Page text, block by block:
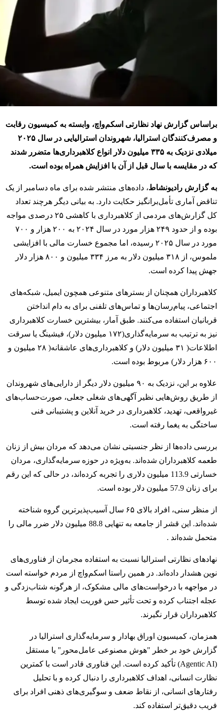
براساس گزارش نهاد نظارتی اسکم‌واچ، وابسته به کمیسیون رقابت
و مصرف‌کنندگان استرالیا، شهروندان استرالیایی در سال ۲۰۲۵
میلادی نزدیک به ۳۳۵ میلیون دلار انواع کلاهبرداری‌ها متضرر شدند
که در مقایسه با سال قبل از آن با افزایش همراه بوده است.
به گزارش رادیونشاط، داده‌های منتشر شده برای ماه دسامبر از یک
تناقض آماری تأمل‌برانگیز حکایت دارد. به بیانی دیگر هرچند تعداد
کل گزارش‌های مردمی از کلاهبرداری با کاهشی ۲۵ درصدی مواجه
بوده و از حدود ۲۴۹ هزار مورد در سال ۲۰۲۴ به ۲۰۰ هزار و ۷۰۰
مورد در سال ۲۰۲۵ رسیده، اما مجموع خسارت مالی با افزایشی
ملموس، از ۳۱۸ میلیون دلار به مرز ۳۳۴ میلیون و ۸۰۰ هزار دلار
جهش پیدا کرده است.
کلاهبرداران همچنان از بسترهای متنوعی همچون ایمیل، شبکه‌های
اجتماعی، پیام‌رسان‌ها و تماس‌های تلفنی برای به دام انداختن
قربانیان استفاده می‌کنند. طبق آمار، بیشترین خسارت کلاهبرداری
نیز به ترتیب به سرمایه‌گذاری(۱۷۲ میلیون دلار)، فیشینگ یا سرقت
اطلاعات( ۳۱ میلیون دلار) و کلاهبرداری‌های عاشقانه( ۲۸ میلیون و
۶۰۰ هزار دلار) مربوط بوده است.
علاوه بر این، نزدیک به ۹۰ میلیون دلار دیگر از دارایی‌های شهروندان
از طریق روش‌هایی نظیر آگهی‌های شغلی جعلی، صورت‌حساب‌های
غیرواقعی، تهدید، کلاهبرداری در خرید آنلاین و پشتیبانی فنی
ساختگی به یغما رفته است.
بررسی داده‌ها از نظر جنسیتی نشان می‌دهد که مردان بیش از زنان
طعمه کلاهبرداران شده‌اند. به‌ویژه در حوزه سرمایه‌گذاری، مردان
خسارتی 113.9 میلیون دلاری را تجربه کرده‌اند، در حالی که این رقم
برای زنان 57.9 میلیون دلار بوده است.
از منظر سنی، افراد بالای ۶۵ سال آسیب‌پذیرترین گروه شناخته
شده‌اند. این قشر از جامعه به تنهایی 88.8 میلیون دلار ضرر مالی را
متحمل شده‌اند .
نهادهای نظارتی استرالیا نسبت به استفاده مجرمان از فناوری‌های
نوین هشدار داده‌اند. در همین راستا اسکم‌واچ از مردم خواسته است
در مواجهه با درخواست‌های مالی مشکوک، از هرگونه شتاب‌زدگی و
عجله اجتناب کرده و تحت تأثیر حس فوریت ایجاد شده توسط
کلاهبرداران قرار نگیرند.
همزمان، کمیسیون اوراق بهادار و سرمایه‌گذاری استرالیا در
گزارش خود بر خطر "هوش مصنوعی عامل‌محور" یا مستقل
(Agentic AI) تأکید کرده است. این فناوری قادر است با کمترین
نظارت انسانی، اهداف کلاهبرداری را دنبال کرده و با تحلیل
رفتارهای انسانی، از نقاط ضعف و سوگیری‌های ذهنی افراد برای
فریب دقیق‌تر استفاده کند.